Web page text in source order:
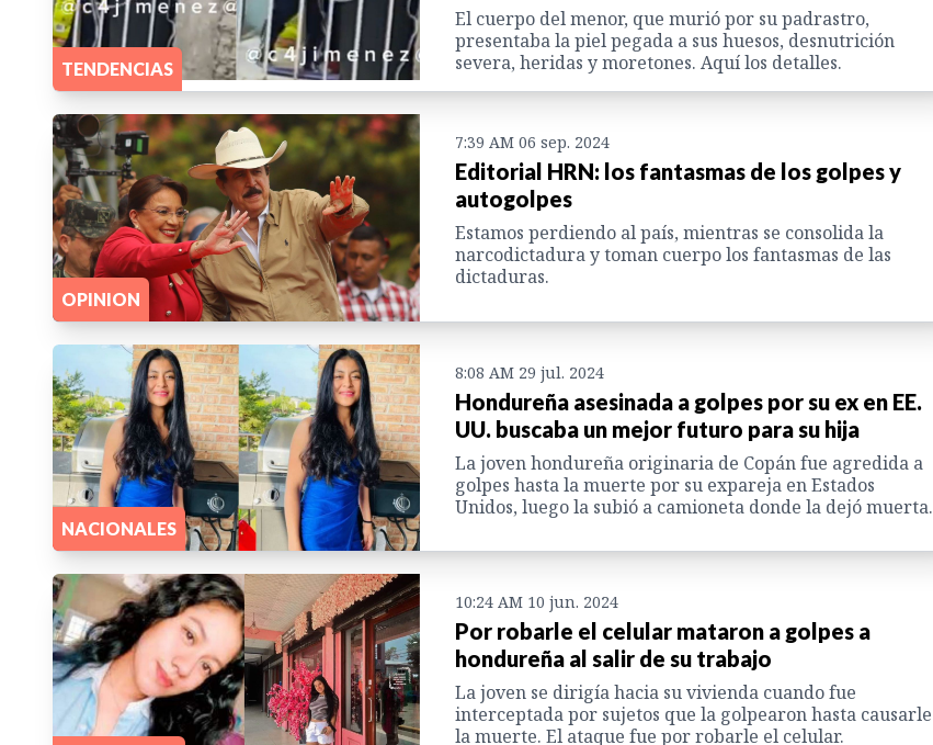
TENDENCIAS
El cuerpo del menor, que murió por su padrastro,
presentaba la piel pegada a sus huesos, desnutrición
severa, heridas y moretones. Aquí los detalles.
OPINION
7:39 AM 06 sep. 2024
Editorial HRN: los fantasmas de los golpes y
autogolpes
Estamos perdiendo al país, mientras se consolida la
narcodictadura y toman cuerpo los fantasmas de las
dictaduras.
NACIONALES
8:08 AM 29 jul. 2024
Hondureña asesinada a golpes por su ex en EE.
UU. buscaba un mejor futuro para su hija
La joven hondureña originaria de Copán fue agredida a
golpes hasta la muerte por su expareja en Estados
Unidos, luego la subió a camioneta donde la dejó muerta.
10:24 AM 10 jun. 2024
Por robarle el celular mataron a golpes a
hondureña al salir de su trabajo
La joven se dirigía hacia su vivienda cuando fue
interceptada por sujetos que la golpearon hasta causarle
la muerte. El ataque fue por robarle el celular.